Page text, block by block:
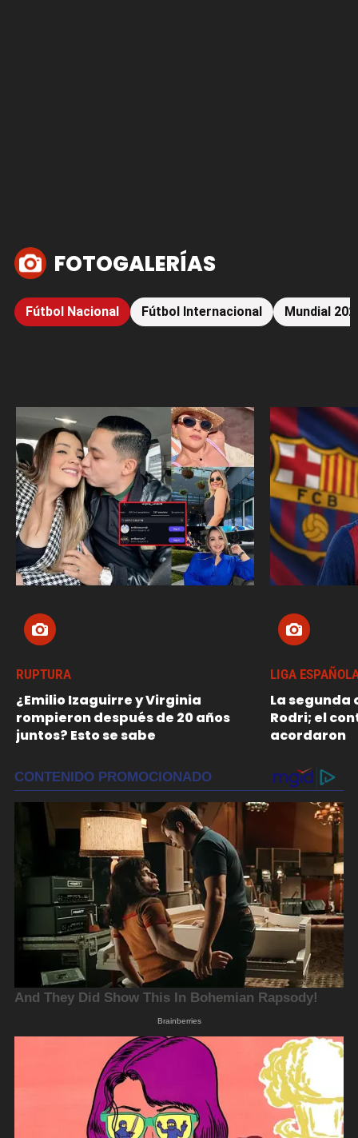
FOTOGALERÍAS
Fútbol Nacional Fútbol Internacional Mundial
RUPTURA
¿Emilio Izaguirre y Virginia
rompieron después de 20 años
juntos? Esto se sabe
LIGA
La
Rodri; el
acordaron